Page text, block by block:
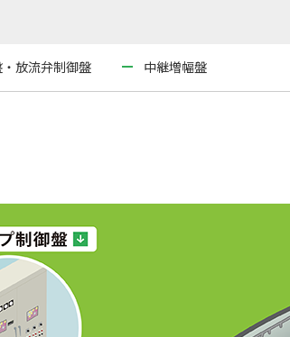
放流弁制御盤 中継増幅盤